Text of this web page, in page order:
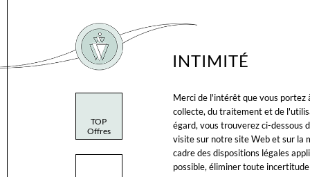
TOP
Offres
INTIMITÉ
Merci de l'intérêt que vous portez
collecte, du traitement et de
égard, vous trouverez ci-dessous
visite sur notre site Web et sur la
cadre des dispositions légales
possible, éliminer toute